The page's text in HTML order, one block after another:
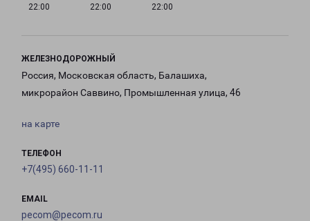
22:00
22:00
22:00
ЖЕЛЕЗНОДОРОЖНЫЙ
Россия, Московская область, Балашиха,
микрорайон Саввино, Промышленная улица, 46
на карте
ТЕЛЕФОН
+7(495) 660-11-11
EMAIL
pecom@pecom.ru